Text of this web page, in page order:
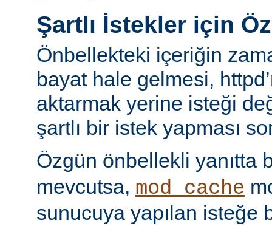
Şartlı İstekler için
Önbellekteki içeriğin
bayat hale gelmesi,
aktarmak yerine isteği
şartlı bir istek yapması
Özgün önbellekli yanıtta
mevcutsa, mod_cache
sunucuya yapılan isteğe